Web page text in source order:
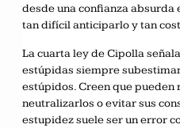
desde una confianza absurda
tan difícil anticiparlo y tan
La cuarta ley de Cipolla
estúpidas siempre
estúpidos. Creen que pueden
neutralizarlos o evitar sus
estupidez suele ser un error